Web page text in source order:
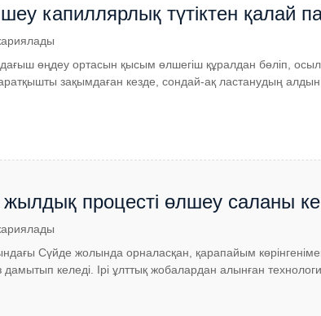
капиллярлық түтіктен қалай
өңдеу ортасын қысым өлшегіш құралдан бөліп,
зақымдаған кезде, сондай-ақ ластанудың
процесті өлшеу саланы
Сүйде жолында орналасқан, қарапайым
келеді. Ірі ұлттық жобалардан алынған